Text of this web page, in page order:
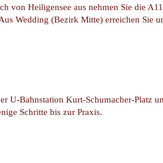
von Heiligensee aus nehmen Sie die
Wedding (Bezirk Mitte) erreichen Sie
U-Bahnstation Kurt-Schumacher-Platz
Schritte bis zur Praxis.